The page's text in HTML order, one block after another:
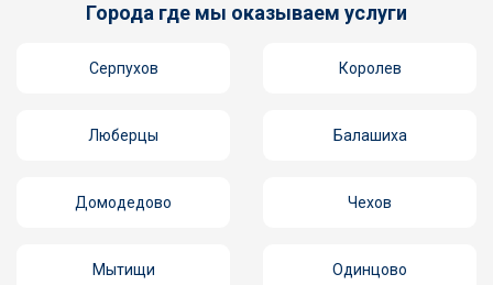
Города где мы оказываем услуги
Серпухов Королев
Люберцы Балашиха
Домодедово Чехов
Мытищи Одинцово